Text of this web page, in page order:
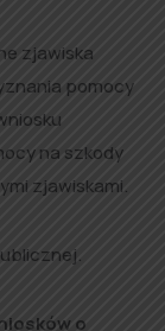
zjawiska
pomocy
na szkody
zjawiskami.
o